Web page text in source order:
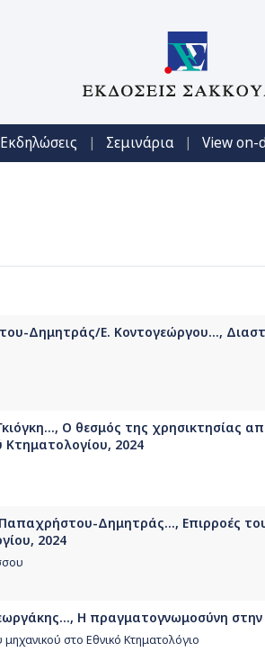
Εκδηλώσεις | Σεμινάρια | View on-
Δημητράς/Ε. Κοντογεώργου...,
Ο θεσμός της χρησικτησίας
Κτηματολογίου, 2024
Δημητράς..., Επιρροές
2024
Η πραγματογνωμοσύνη στην
στο Εθνικό Κτηματολόγιο